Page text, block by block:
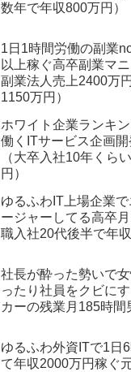
数年で年収800万円）
1日1時間労働の副業
以上稼ぐ高卒副業マ
副業法人売上2400万
1150万円）
ホワイト企業ランキ
働くITサービス企画
（大卒入社10年くら
円）
ゆるふわIT上場企業
ージャーしてる高卒
職入社20代後半で年収
社長が酔った勢いで
ったり社員をクビに
カーの残業月185時間
ゆるふわ外資ITで1日
て年収2000万円稼ぐ